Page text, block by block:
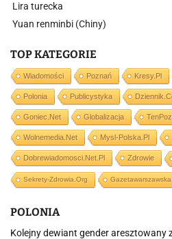
Lira turecka
Yuan renminbi (Chiny)
TOP KATEGORIE
Wiadomości Poznań Kresy.pl
Polonia Publicystyka
Goniec.net Globalizacja
Wolnemedia.net Mysl-Polska.pl
Dobrewiadomosci.net.pl Zdrowie
Sekrety-Zdrowia.org
POLONIA
Kolejny dewiant gender aresztowany